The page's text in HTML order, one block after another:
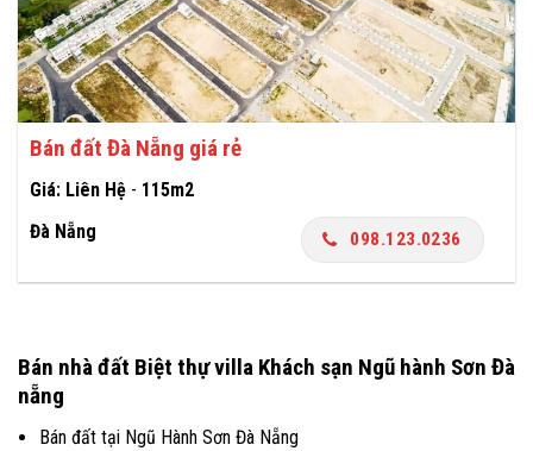
Bán đất Đà Nẵng giá rẻ
Giá: Liên Hệ - 115m2
Đà Nẵng
098.123.0236
Bán nhà đất Biệt thự villa Khách sạn Ngũ hành Sơn Đà
nẵng
Bán đất tại Ngũ Hành Sơn Đà Nẵng